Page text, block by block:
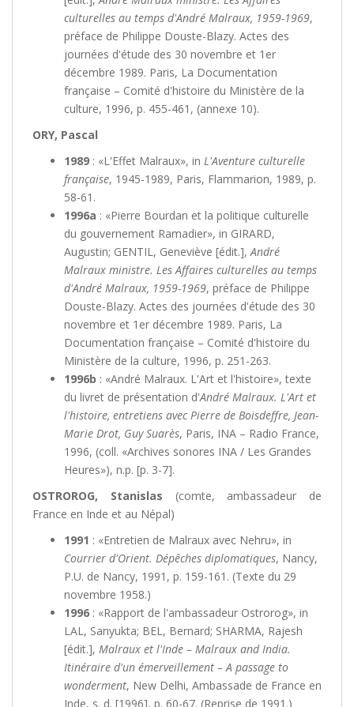
culturelles au temps d'André Malraux, 1959-1969,
préface de Philippe Douste-Blazy. Actes des
journées d'étude des 30 novembre et 1er
décembre 1989. Paris, La Documentation
française – Comité d'histoire du Ministère de la
culture, 1996, p. 455-461, (annexe 10).
ORY, Pascal
1989 : «L'Effet Malraux», in L'Aventure culturelle
française, 1945-1989, Paris, Flammarion, 1989, p.
58-61.
1996a : «Pierre Bourdan et la politique culturelle
du gouvernement Ramadier», in GIRARD,
Augustin; GENTIL, Geneviève [édit.],André
Malraux ministre. Les Affaires culturelles au temps
d'André Malraux, 1959-1969, préface de Philippe
Douste-Blazy. Actes des journées d'étude des 30
novembre et 1er décembre 1989. Paris, La
Documentation française – Comité d'histoire du
Ministère de la culture, 1996, p. 251-263.
1996b : «André Malraux. L'Art et l'histoire», texte
du livret de présentation d'André Malraux. L'Art et
l'histoire, entretiens avec Pierre de Boisdeffre, Jean-
Marie Drot, Guy Suarès, Paris, INA – Radio France,
1996, (coll. «Archives sonores INA / Les Grandes
Heures»), n.p. [p. 3-7].
OSTROROG, Stanislas (comte, ambassadeur de
France en Inde et au Népal)
1991 : «Entretien de Malraux avec Nehru», in
Courrier d'Orient. Dépêches diplomatiques, Nancy,
P.U. de Nancy, 1991, p. 159-161. (Texte du 29
novembre 1958.)
1996 : «Rapport de l'ambassadeur Ostrorog», in
LAL, Sanyukta; BEL, Bernard; SHARMA, Rajesh
[édit.], Malraux et l'Inde – Malraux and India.
Itinéraire d'un émerveillement – A passage to
wonderment, New Delhi, Ambassade de France en
Inde, s. d. [1996], p. 60-67. (Reprise de 1991.)